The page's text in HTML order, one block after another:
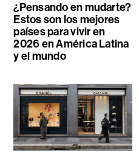
¿Pensando en mudarte?
Estos son los mejores
países para vivir en
2026 en América Latina
y el mundo